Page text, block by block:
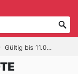
Gültig bis 11.07.2026